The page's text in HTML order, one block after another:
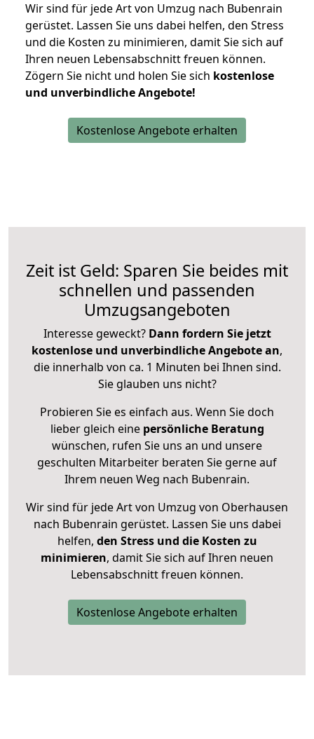
Wir sind für jede Art von Umzug nach Bubenrain
gerüstet. Lassen Sie uns dabei helfen, den Stress
und die Kosten zu minimieren, damit Sie sich auf
Ihren neuen Lebensabschnitt freuen können.
Zögern Sie nicht und holen Sie sich kostenlose
und unverbindliche Angebote!
Kostenlose Angebote erhalten
Zeit ist Geld: Sparen Sie beides mit
schnellen und passenden
Umzugsangeboten
Interesse geweckt? Dann fordern Sie jetzt
kostenlose und unverbindliche Angebote an,
die innerhalb von ca. 1 Minuten bei Ihnen sind.
Sie glauben uns nicht?
Probieren Sie es einfach aus. Wenn Sie doch
lieber gleich eine persönliche Beratung
wünschen, rufen Sie uns an und unsere
geschulten Mitarbeiter beraten Sie gerne auf
Ihrem neuen Weg nach Bubenrain.
Wir sind für jede Art von Umzug von Oberhausen
nach Bubenrain gerüstet. Lassen Sie uns dabei
helfen, den Stress und die Kosten zu
minimieren, damit Sie sich auf Ihren neuen
Lebensabschnitt freuen können.
Kostenlose Angebote erhalten